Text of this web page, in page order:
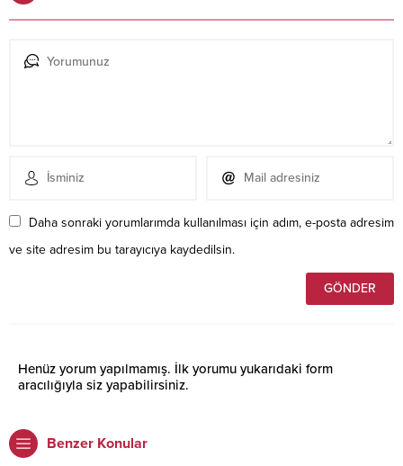
Daha sonraki yorumlarımda kullanılması için adım, e-posta adresim
ve site adresim bu tarayıcıya kaydedilsin.
Henüz yorum yapılmamış. İlk yorumu yukarıdaki form
aracılığıyla siz yapabilirsiniz.
Benzer Konular